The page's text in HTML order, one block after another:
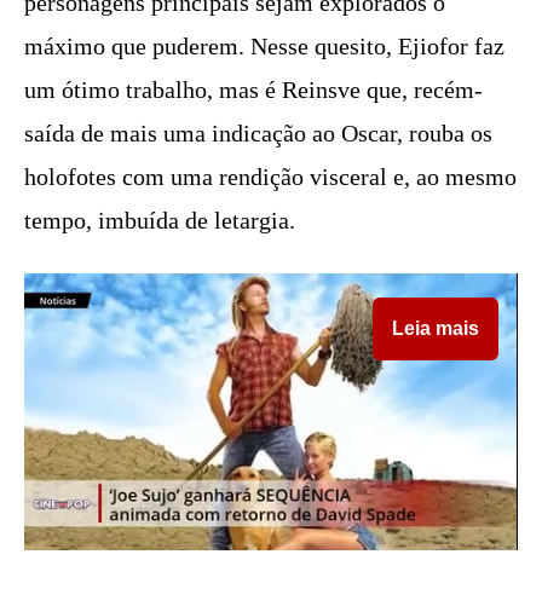
máximo que puderem. Nesse quesito, Ejiofor faz
um ótimo trabalho, mas é Reinsve que, recém-
saída de mais uma indicação ao Oscar, rouba os
holofotes com uma rendição visceral e, ao mesmo
tempo, imbuída de letargia.
Leia mais